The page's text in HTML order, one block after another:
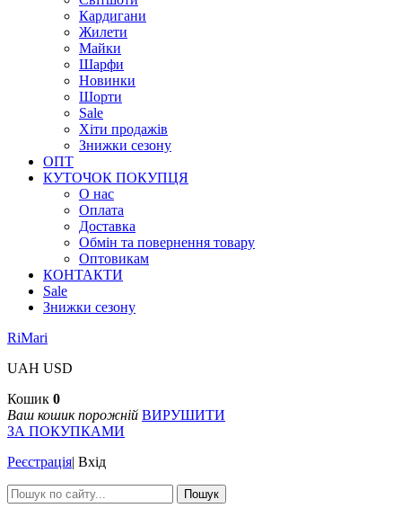
Кардигани
Жилети
Майки
Шарфи
Новинки
Шорти
Sale
Хіти продажів
Знижки сезону
ОПТ
КУТОЧОК ПОКУПЦЯ
О нас
Оплата
Доставка
Обмін та повернення товару
Оптовикам
КОНТАКТИ
Sale
Знижки сезону
RiMari
UAH USD
Кошик 0
Ваш кошик порожній ВИРУШИТИ
ЗА ПОКУПКАМИ
Реєстрація| Вхід
Пошук